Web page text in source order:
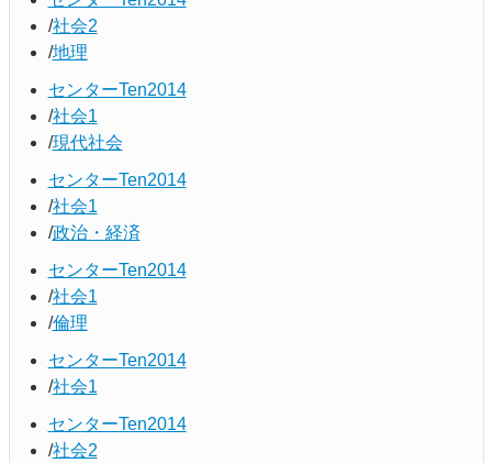
社会2
地理
センターTen2014
社会1
現代社会
センターTen2014
社会1
政治・経済
センターTen2014
社会1
倫理
センターTen2014
社会1
センターTen2014
社会2